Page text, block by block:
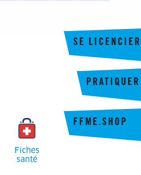
SE LICENCIER
FFME.SHOP
PRATIQUER
Fiches
santé